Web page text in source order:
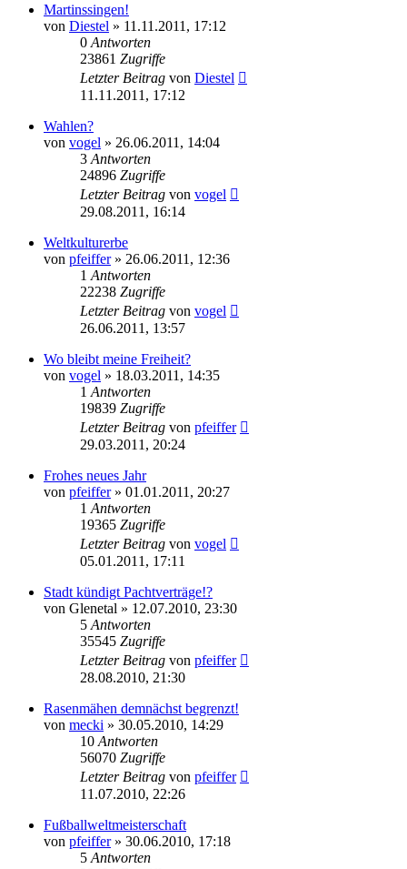
Martinssingen!
von Diestel » 11.11.2011, 17:12
0 Antworten
23861 Zugriffe
Letzter Beitrag von Diestel
11.11.2011, 17:12
Wahlen?
von vogel » 26.06.2011, 14:04
3 Antworten
24896 Zugriffe
Letzter Beitrag von vogel
29.08.2011, 16:14
Weltkulturerbe
von pfeiffer» 26.06.2011, 12:36
1 Antworten
22238 Zugriffe
Letzter Beitrag von vogel
26.06.2011, 13:57
Wo bleibt meine Freiheit?
von vogel » 18.03.2011, 14:35
1 Antworten
19839 Zugriffe
Letzter Beitrag von pfeiffer
29.03.2011, 20:24
Frohes neues Jahr
von pfeiffer» 01.01.2011, 20:27
1 Antworten
19365 Zugriffe
Letzter Beitrag von vogel
05.01.2011, 17:11
Stadt kündigt Pachtverträge!?
von Glenetal » 12.07.2010, 23:30
5 Antworten
35545 Zugriffe
Letzter Beitrag von pfeiffer
28.08.2010, 21:30
Rasenmähen demnächst begrenzt!
von mecki » 30.05.2010, 14:29
10 Antworten
56070 Zugriffe
Letzter Beitrag von pfeiffer
11.07.2010, 22:26
Fußballweltmeisterschaft
von pfeiffer» 30.06.2010, 17:18
5 Antworten